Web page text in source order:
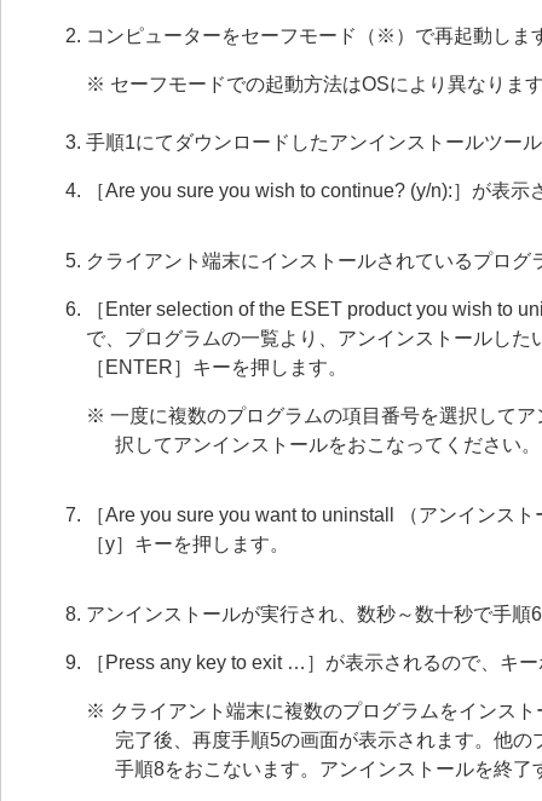
コンピューターをセーフモード（※）で再起動しま
※ セーフモードでの起動方法はOSにより異なりま
手順1にてダウンロードしたアンインストールツー
［Are you sure you wish to continue? (y/n):］が表
クライアント端末にインストールされているプログ
［Enter selection of the ESET product you wish to
で、プログラムの一覧より、アンインストールし
［ENTER］キーを押します。
※ 一度に複数のプログラムの項目番号を選択して
択してアンインストールをおこなってください。
［Are you sure you want to uninstall （アンインス
［y］キーを押します。
アンインストールが実行され、数秒～数十秒で手
［Press any key to exit …］が表示されるので、キ
※ クライアント端末に複数のプログラムをインス
完了後、再度手順5の画面が表示されます。他
手順8をおこないます。アンインストールを終